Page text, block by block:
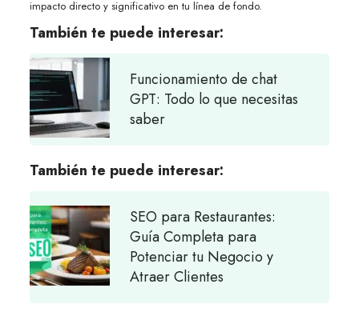
impacto directo y significativo en tu línea de fondo.
También te puede interesar:
Funcionamiento de chat
GPT: Todo lo que necesitas
saber
También te puede interesar:
SEO para Restaurantes:
Guía Completa para
Potenciar tu Negocio y
Atraer Clientes